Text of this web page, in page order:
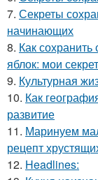
7. Секреты
начинающих
8. Как
яблок: мои
9. Культурная
10. Как
развитие
11. Маринуем
рецепт
12. Headlines: